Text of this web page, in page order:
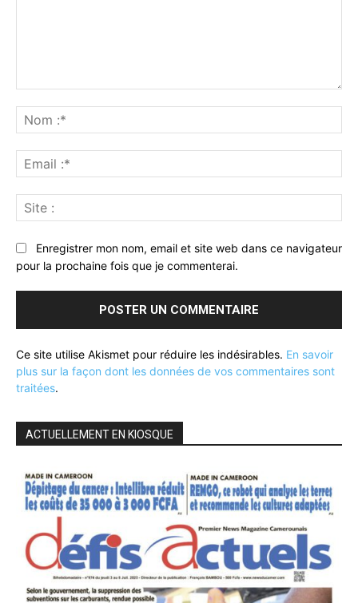
:*
:*
:
Enregistrer mon nom, email et site web dans ce navigateur
pour la prochaine fois que je commenterai.
Ce site utilise Akismet pour réduire les indésirables. En savoir
plus sur la façon dont les données de vos commentaires sont
traitées.
ACTUELLEMENT EN KIOSQUE